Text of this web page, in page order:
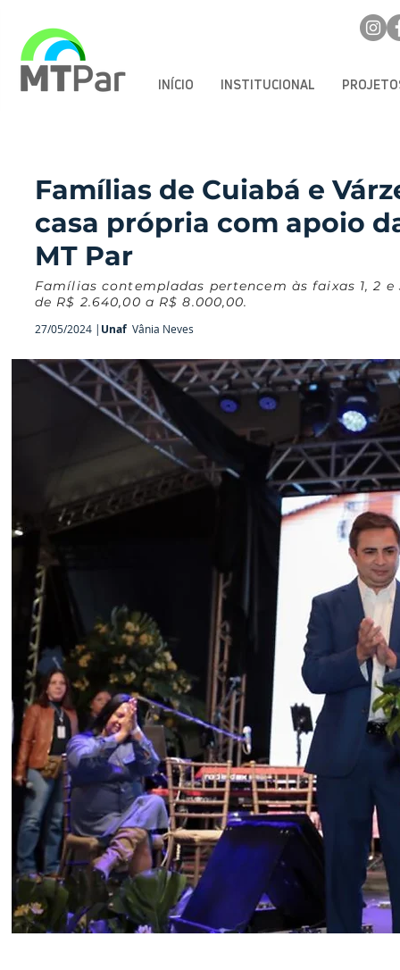
INÍCIO INSTITUCIONAL
Famílias contempladas pertencem às faixas 1, 2
de R$ 2.640,00 a R$ 8.000,00.
27/05/2024 | Unaf Vânia Neves
Famílias de Cuiabá e
casa própria com apoio
MT Par